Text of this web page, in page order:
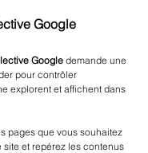
Google
Google demande une
pour contrôler
explorent et affichent dans
pages que vous souhaitez
et repérez les contenus